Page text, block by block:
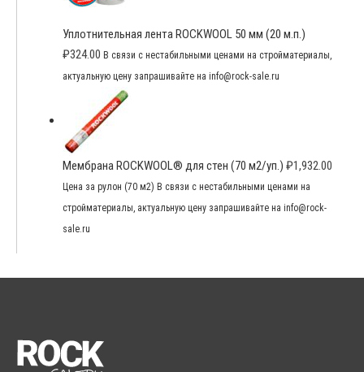
Уплотнительная лента ROCKWOOL 50 мм (20 м.п.)
₽324.00 В связи с нестабильными ценами на стройматериалы,
актуальную цену запрашивайте на info@rock-sale.ru
Мембрана ROCKWOOL® для стен (70 м2/уп.) ₽1,932.00
Цена за рулон (70 м2) В связи с нестабильными ценами на
стройматериалы, актуальную цену запрашивайте на info@rock-
sale.ru